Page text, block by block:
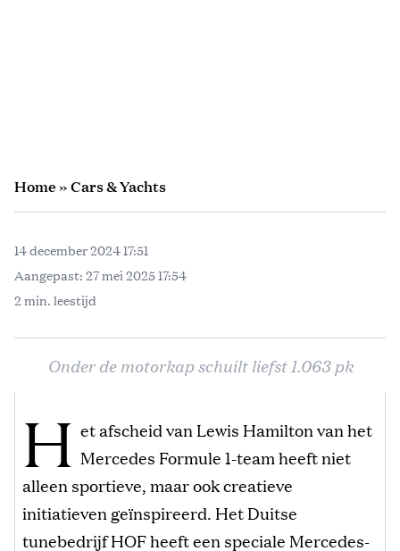
Home»Cars & Yachts
14 december 2024 17:51
Aangepast: 27 mei 2025 17:54
2 min. leestijd
Onder de motorkap schuilt liefst 1.063 pk
H et afscheid van Lewis Hamilton van het
Mercedes Formule 1-team heeft niet
alleen sportieve, maar ook creatieve
initiatieven geïnspireerd. Het Duitse
tunebedrijf HOF heeft een speciale Mercedes-